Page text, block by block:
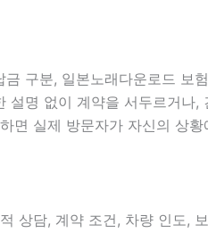
구분, 일본노래다운로드 보
명 없이 계약을 서두르거나,
실제 방문자가 자신의 상
상담, 계약 조건, 차량 인도,